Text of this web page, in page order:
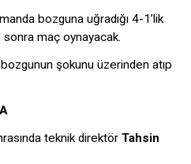
bozguna uğradığı 4-1’lik
maç oynayacak.
bozgunun şokunu üzerinden atıp
teknik direktör Tahsin